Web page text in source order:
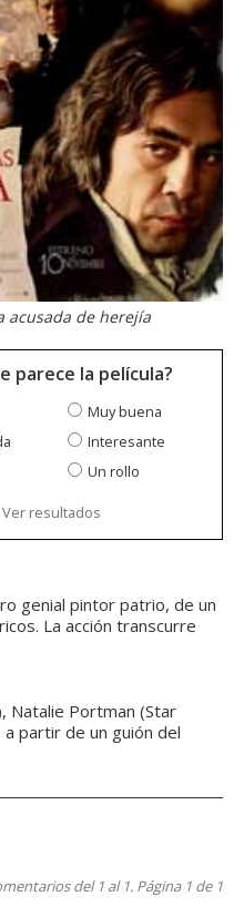
acusada de herejía
parece la película?
Muy buena
Interesante
Un rollo
Ver resultados
genial pintor patrio, de un
La acción transcurre
Natalie Portman (Star
a partir de un guión del
del 1 al 1. Página 1 de 1